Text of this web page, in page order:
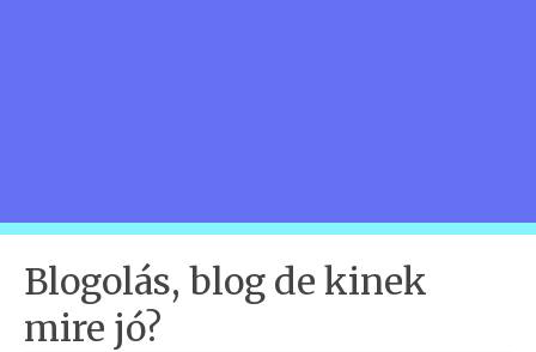
Blogolás, blog de kinek
mire jó?